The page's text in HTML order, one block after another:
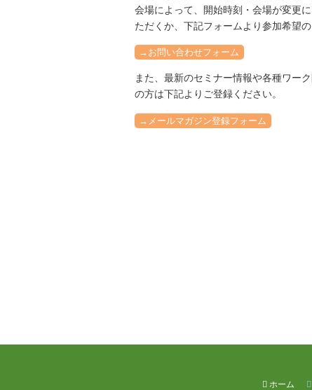
会場によって、開始時刻・会場が変更
ただくか、下記フォームより参加希望
→お問い合わせフォーム
また、最新のセミナー情報や各種ワー
の方は下記よりご登録ください。
→メールマガジン登録フォーム
ホーム